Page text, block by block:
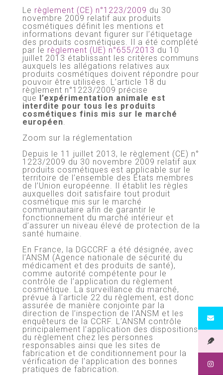
Le règlement (CE) n°1223/2009 du 30
novembre 2009 relatif aux produits
cosmétiques définit les mentions et
informations devant figurer sur l’étiquetage
des produits cosmétiques. Il a été complété
par le règlement (UE) n°655/2013 du 10
juillet 2013 établissant les critères communs
auxquels les allégations relatives aux
produits cosmétiques doivent répondre pour
pouvoir être utilisées. L’article 18 du
règlement n°1223/2009 précise
que
l’expérimentation animale est
interdite pour tous les produits
cosmétiques finis mis sur le marché
européen.
Zoom sur la réglementation
Depuis le 11 juillet 2013, le règlement (CE) n°
1223/2009 du 30 novembre 2009 relatif aux
produits cosmétiques est applicable sur le
territoire de l’ensemble des États membres
de l’Union européenne. Il établit les règles
auxquelles doit satisfaire tout produit
cosmétique mis sur le marché
communautaire afin de garantir le
fonctionnement du marché intérieur et
d’assurer un niveau élevé de protection de la
santé humaine.
En France, la DGCCRF a été désignée, avec
l’ANSM (Agence nationale de sécurité du
médicament et des produits de santé),
comme autorité compétente pour le
contrôle de l’application du règlement
cosmétique. La surveillance du marché,
prévue à l’article 22 du règlement, est donc
assurée de manière conjointe par la
direction de l’inspection de l’ANSM et les
enquêteurs de la CCRF. L’ANSM contrôle
principalement l’application des dispositions
du règlement chez les personnes
responsables ainsi que les sites de
fabrication et de conditionnement pour la
vérification de l’application des bonnes
pratiques de fabrication.